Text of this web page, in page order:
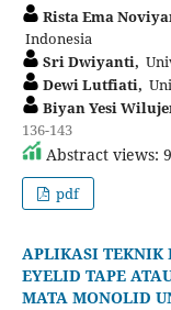
Rista Ema
Indonesia
Sri Dwiyanti,
Dewi Lutfiati,
Biyan Yesi
136-143
Abstract views:
pdf
APLIKASI TEKNIK
EYELID TAPE
MATA MONOLID